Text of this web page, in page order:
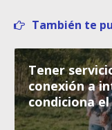
También te
Tener
conexión a
condiciona